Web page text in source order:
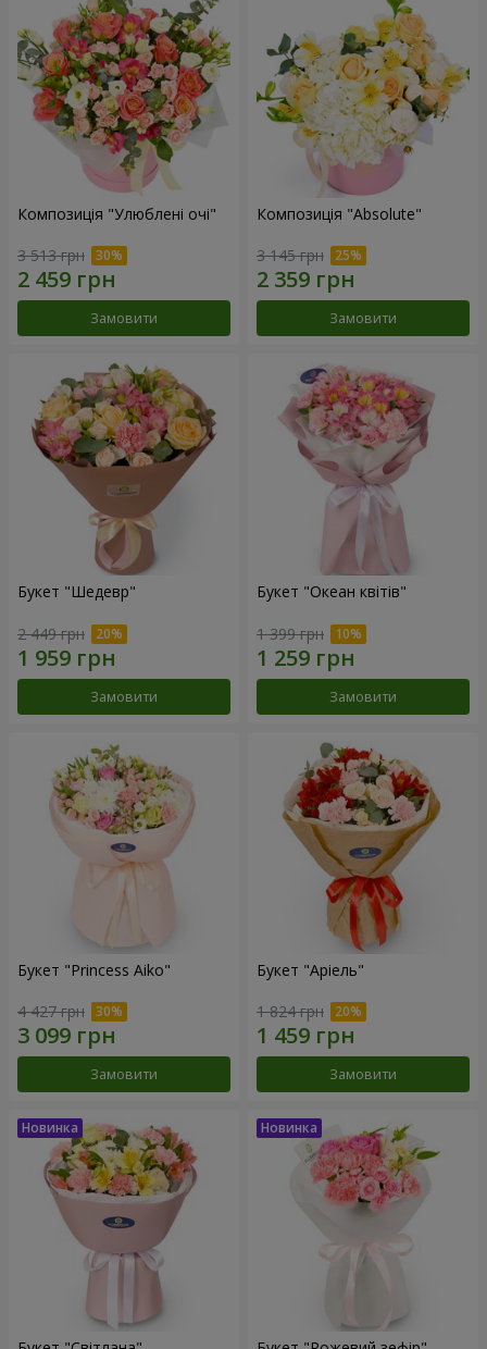
Композиція "Улюблені очі"
3 513 грн
Замовити
Композиція "Absolute"
3 145 грн
Замовити
Букет "Шедевр"
2 449 грн
Замовити
Букет "Океан квітів"
1 399 грн
Замовити
Букет "Princess Aiko"
4 427 грн
Замовити
Букет "Аріель"
1 824 грн
Замовити